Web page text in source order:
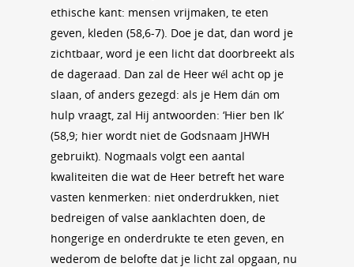
ethische kant: mensen vrijmaken, te eten
geven, kleden (58,6-7). Doe je dat, dan word je
zichtbaar, word je een licht dat doorbreekt als
de dageraad. Dan zal de Heer wél acht op je
slaan, of anders gezegd: als je Hem dán om
hulp vraagt, zal Hij antwoorden: ‘Hier ben Ik’
(58,9; hier wordt niet de Godsnaam JHWH
gebruikt). Nogmaals volgt een aantal
kwaliteiten die wat de Heer betreft het ware
vasten kenmerken: niet onderdrukken, niet
bedreigen of valse aanklachten doen, de
hongerige en onderdrukte te eten geven, en
wederom de belofte dat je licht zal opgaan, nu